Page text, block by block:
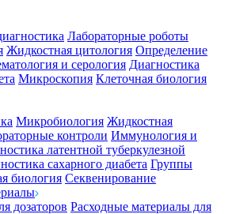
Лабораторные роботы
Жидкостная цитология Определение
и серология Диагностика
Микроскопия Клеточная биология
Микробиология Жидкостная
контроли Иммунология и
латентной туберкулезной
сахарного диабета Группы
биология Секвенирование
дозаторов Расходные материалы для